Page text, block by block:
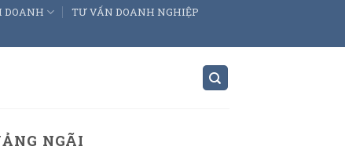
DOANH
TƯ VẤN DOANH NGHIỆP
NGÃI